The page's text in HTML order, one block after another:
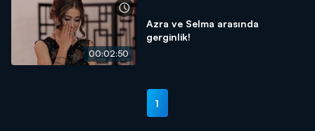
00:02:50
Azra ve Selma arasında
gerginlik!
1